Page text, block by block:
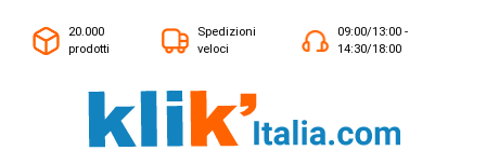
20.000
prodotti
Spedizioni
veloci
09:00/13:00 -
14:30/18:00